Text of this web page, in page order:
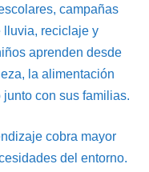
campañas
lluvia, reciclaje y
aprenden desde
la alimentación
con sus familias.
cobra mayor
del entorno.